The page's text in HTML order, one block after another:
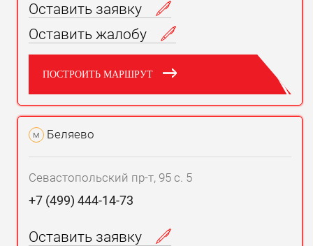
Оставить заявку
Оставить жалобу
ПОСТРОИТЬ МАРШРУТ
м Беляево
Севастопольский пр-т, 95 с. 5
+7 (499) 444-14-73
Оставить заявку